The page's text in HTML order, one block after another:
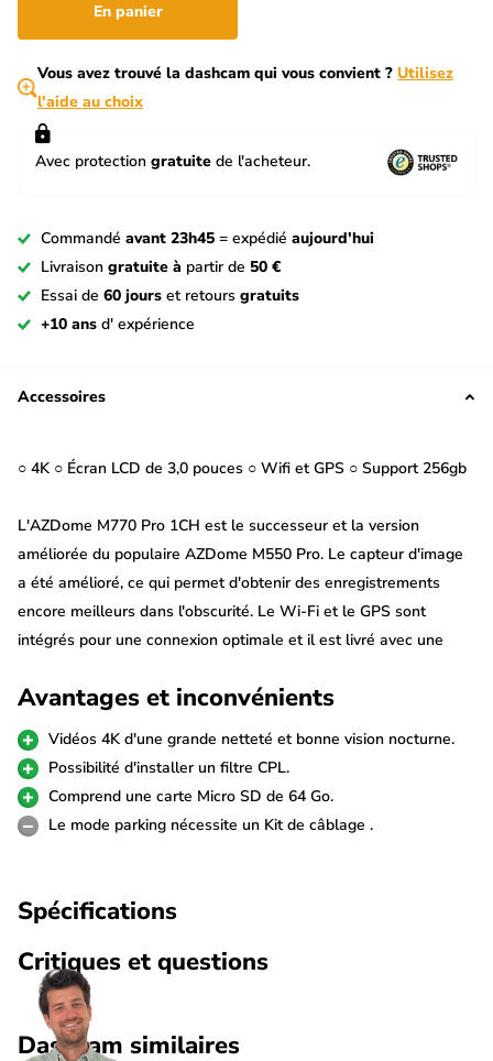
En panier
Vous avez trouvé la dashcam qui vous convient ? Utilisez
l'aide au choix
Avec protection gratuite de l'acheteur.
Commandé avant 23h45 = expédié aujourd'hui
Livraison gratuite à partir de 50 €
Essai de 60 jours et retours gratuits
+10 ans d' expérience
Accessoires
○ 4K ○ Écran LCD de 3,0 pouces ○ Wifi et GPS ○ Support 256gb
L'AZDome M770 Pro 1CH est le successeur et la version
améliorée du populaire AZDome M550 Pro. Le capteur d'image
a été amélioré, ce qui permet d'obtenir des enregistrements
encore meilleurs dans l'obscurité. Le Wi-Fi et le GPS sont
intégrés pour une connexion optimale et il est livré avec une
Résolution Ultra 4K
La M770 Pro 1CH 4K 64 Go est équipée du tout dernier capteur
d'image 8,0 MP qui garantit des vidéos Ultra 4K d'une netteté
exceptionnelle. Elle filme avec une résolution de 3840p*2160p à
également de prendre des photos en 18 M pixels.
Caméra arrière ou intérieure en option
L'AZDome M770 Pro 1CH peut être complétée par plusieurs
caméras. La caméra arrière Full HD se place à l'arrière du pare-
Avantages et inconvénients
Vidéos 4K d'une grande netteté et bonne vision nocturne.
Possibilité d'installer un filtre CPL.
Comprend une carte Micro SD de 64 Go.
Le mode parking nécessite un Kit de câblage .
Spécifications
Critiques et questions
Dashcam similaires